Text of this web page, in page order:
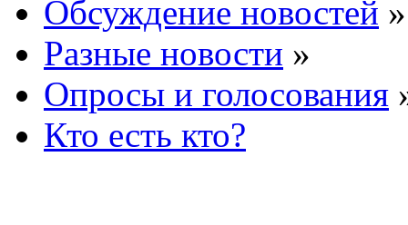
Обсуждение новостей »
Разные новости »
Опросы и голосования
Кто есть кто?